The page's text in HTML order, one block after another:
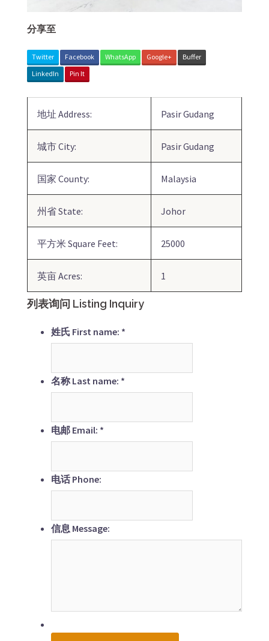
分享至
Twitter Facebook WhatsApp Google+
Buffer
LinkedIn
Pin It
地址 Address: Pasir Gudang
城市 City: Pasir Gudang
国家 County: Malaysia
州省 State: Johor
平方米 Square Feet: 25000
英亩 Acres: 1
列表询问 Listing Inquiry
姓氏 First name: *
名称 Last name: *
电邮 Email: *
电话 Phone:
信息 Message: